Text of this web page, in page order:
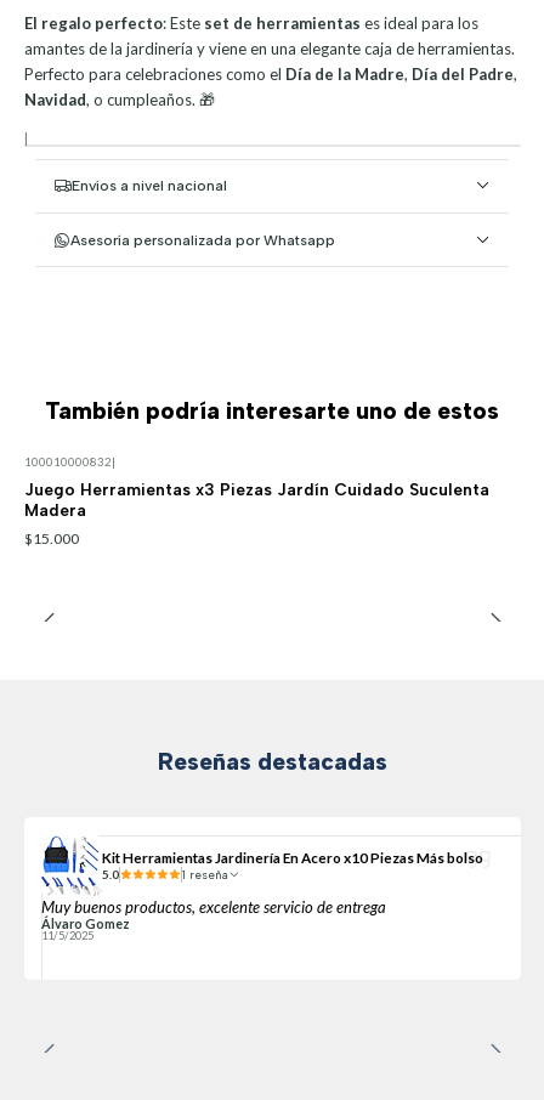
El regalo perfecto: Este set de herramientas es ideal para los
amantes de la jardinería y viene en una elegante caja de herramientas.
Perfecto para celebraciones como el Día de la Madre, Día del Padre,
Navidad, o cumpleaños. 🎁
Envíos a nivel nacional
Asesoría personalizada por Whatsapp
También podría interesarte uno de estos
100010000832|
Juego Herramientas x3 Piezas Jardín Cuidado Suculenta
Madera
$15.000
Reseñas destacadas
Kit Herramientas Jardinería En Acero x10 Piezas Más bolso
5.0 1 reseña
Muy buenos productos, excelente servicio de entrega
Álvaro Gomez
11/5/2025